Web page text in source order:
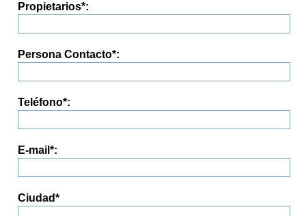
Propietarios*:
Persona Contacto*:
Teléfono*:
E-mail*:
Ciudad*